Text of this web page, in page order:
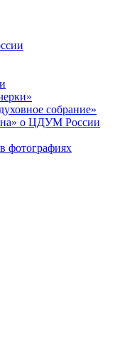
собрание»
о ЦДУМ России
фотографиях